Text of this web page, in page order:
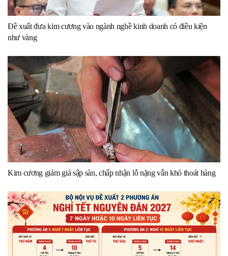
Đề xuất đưa kim cương vào ngành nghề kinh doanh có điều kiện
như vàng
Kim cương giảm giá sập sàn, chấp nhận lỗ nặng vẫn khó thoát hàng